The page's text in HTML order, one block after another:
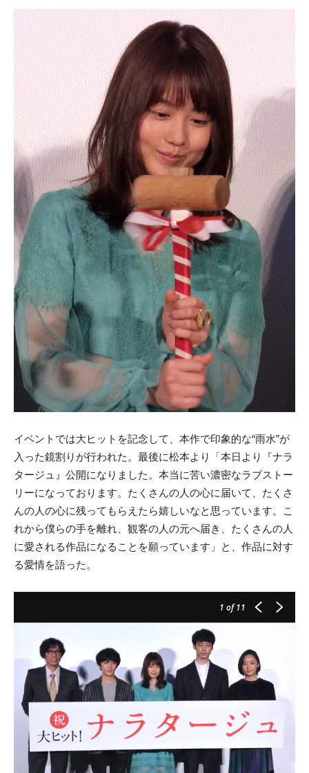
イベントでは大ヒットを記念して、本作で印象的な“雨水”が
入った鏡割りが行われた。最後に松本より「本日より『ナラ
タージュ』公開になりました。本当に苦い濃密なラブストー
リーになっております。たくさんの人の心に届いて、たくさ
んの人の心に残ってもらえたら嬉しいなと思っています。こ
れから僕らの手を離れ、観客の人の元へ届き、たくさんの人
に愛される作品になることを願っています」と、作品に対す
る愛情を語った。
1 of 11